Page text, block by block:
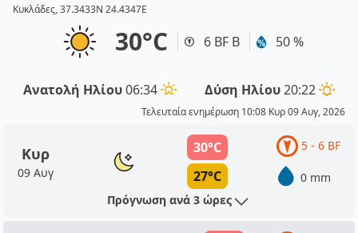
Κυκλάδες, 37.3433N 24.4347E
30°C 6 BF Β 50 %
Ανατολή Ηλίου06:34 Δύση Ηλίου20:22
Τελευταία ενημέρωση 10:08 Κυρ 09 Αυγ, 2026
Κυρ
09 Αυγ
30°C
27°C
5 - 6 BF
0 mm
Πρόγνωση ανά 3 ώρες